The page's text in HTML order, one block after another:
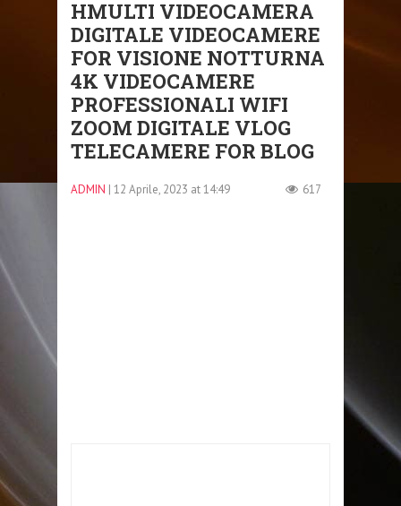
HMULTI VIDEOCAMERA
DIGITALE VIDEOCAMERE
FOR VISIONE NOTTURNA
4K VIDEOCAMERE
PROFESSIONALI WIFI
ZOOM DIGITALE VLOG
TELECAMERE FOR BLOG
ADMIN | 12 Aprile, 2023 at 14:49 617